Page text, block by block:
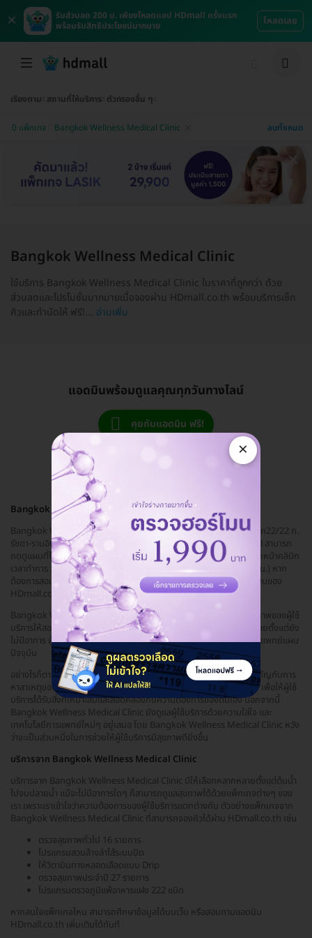
×
รับส่วนลด 200 บ. เพียงโหลดแอป HDmall ครั้งแรก
พร้อมรับสิทธิประโยชน์มากมาย
โหลดเลย
เรียงตาม สถานที่ให้บริการ ตัวกรองอื่น ๆ
0 แพ็กเกจ Bangkok Wellness Medical Clinic ลบทั้งหมด
Bangkok Wellness Medical Clinic
ใช้บริการ Bangkok Wellness Medical Clinic ในราคาที่ถูกกว่า ด้วย
ส่วนลดและโปรโมชั่นมากมายเมื่อจองผ่าน HDmall.co.th พร้อมบริการเช็ก
คิวและทำนัดให้ ฟรี!... อ่านเพิ่ม
แอดมินพร้อมดูแลคุณทุกวันทางไลน์
คุยกับแอดมิน ฟรี!
Bangkok Wellness Medical Clinic
Bangkok Wellness Medical Clinic ตั้งอยู่เขตคันนายาว เดินทางสะดวก22/22 ถ.
รัชดา-รามอินทรา แขวงรามอินทรา เขตคันนายาว กรุงเทพมหานคร 10230 สามารถ
กดดูแผนที่ได้ที่ลิงก์https://goo.gl/maps/39z4o45AZG...มีที่จอดรถหน้าคลินิก
เวลาทำการ วันจันทร์-ศุกร์ (ทุกวัน) 09.00-19.00 น. (รับคิวสุดท้าย 17.00 น.) หาก
ต้องการสอบถาม หรือนัดหมายเพิ่มเติม สามารถติดต่อได้ง่ายๆ ผ่านแอดมินของ
HDmall.co.th
Bangkok Wellness Medical Clinic มีความมุ่งมั่นตั้งใจในการดูแลสุขภาพของผู้ใช้
บริการให้สอดรับกับความต้องการที่หลากหลาย ทั้งผู้ที่ต้องการตรวจร่างกายตั้งแต่ยัง
ไม่มีอาการ ผู้ที่กำลังมองหาการรักษาทางเลือก ไปจนถึงการรักษาตามแบบแพทย์แผน
ปัจจุบัน
อย่างไรก็ตาม Bangkok Wellness Medical Clinic เองก็ยังให้ความสำคัญกับการ
หาสาเหตุของปัญหาสุขภาพ มากกว่าการรักษาตามอาการเพียงอย่างเดียว เพื่อให้ผู้ใช้
บริการได้รับสิ่งที่เหมาะสมและสอดคล้องกับความต้องการของตนเอง นอกจากนี้
Bangkok Wellness Medical Clinic ยังดูแลผู้ใช้บริการด้วยความใส่ใจ และ
เทคโนโลยีการแพทย์ใหม่ๆ อยู่เสมอ โดย Bangkok Wellness Medical Clinic หวัง
ว่าจะเป็นส่วนหนึ่งในการช่วยให้ผู้ใช้บริการมีสุขภาพดียิ่งขึ้น
บริการจาก Bangkok Wellness Medical Clinic
บริการจาก Bangkok Wellness Medical Clinic มีให้เลือกหลากหลายตั้งแต่ต้นน้ำ
ไปจนปลายน้ำ แม้จะไม่มีอาการใดๆ ก็สามารถดูแลสุขภาพได้ด้วยแพ็กเกจต่างๆ ของ
เรา เพราะเราเข้าใจว่าความต้องการของผู้ใช้บริการแตกต่างกัน ตัวอย่างแพ็กเกจจาก
Bangkok Wellness Medical Clinic ที่สามารถจองคิวได้ผ่าน HDmall.co.th เช่น
ตรวจสุขภาพทั่วไป 16 รายการ
โปรแกรมสวนล้างลำไส้ระบบปิด
ให้วิตามินทางหลอดเลือดแบบ Drip
ตรวจสุขภาพประจำปี 27 รายการ
โปรแกรมตรวจภูมิแพ้อาหารแฝง 222 ชนิด
หากสนใจแพ็กเกจไหน สามารถศึกษาข้อมูลได้บนเว็บ หรือสอบถามแอดมิน
HDmall.co.th เพิ่มเติมได้ทันที
×